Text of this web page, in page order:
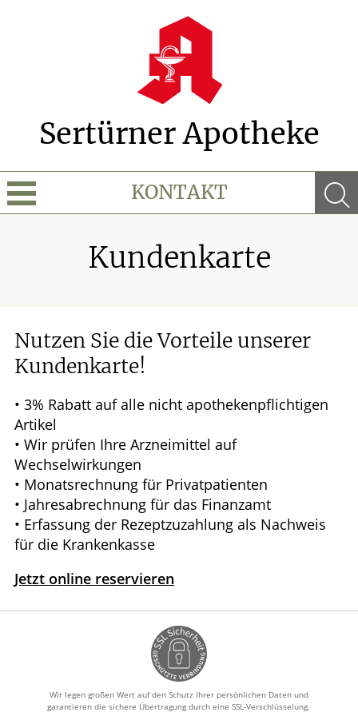
Sertürner Apotheke
KONTAKT
Ratgeber
Krankheiten & Therapie
WELLNESS
ELTERN UND KIND
Kundenkarte
Nutzen Sie die Vorteile unserer
Kundenkarte!
• 3% Rabatt auf alle nicht apothekenpflichtigen
Artikel
• Wir prüfen Ihre Arzneimittel auf
Wechselwirkungen
• Monatsrechnung für Privatpatienten
• Jahresabrechnung für das Finanzamt
• Erfassung der Rezeptzuzahlung als Nachweis
für die Krankenkasse
Jetzt online reservieren
Wir legen großen Wert auf den Schutz Ihrer persönlichen Daten und
garantieren die sichere Übertragung durch eine SSL-Verschlüsselung.